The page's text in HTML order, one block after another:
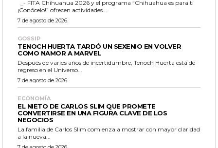
¡Conócelo!” ofrecen actividades...
7 de agosto de 2026
GOSSIP
TENOCH HUERTA TARDÓ UN SEXENIO EN VOLVER
COMO NAMOR A MARVEL
Después de varios años de incertidumbre, Tenoch Huerta está de
regreso en el Universo...
7 de agosto de 2026
ECONOMÍA
EL NIETO DE CARLOS SLIM QUE PROMETE
CONVERTIRSE EN UNA FIGURA CLAVE DE LOS
NEGOCIOS
La familia de Carlos Slim comienza a mostrar con mayor claridad
a la nueva...